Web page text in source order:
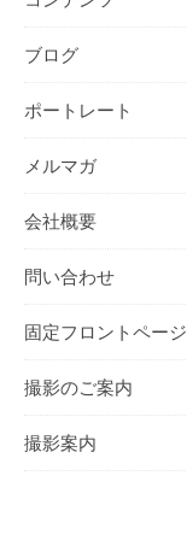
ブログ
ポートレート
メルマガ
会社概要
問い合わせ
固定フロントページ
撮影のご案内
撮影案内